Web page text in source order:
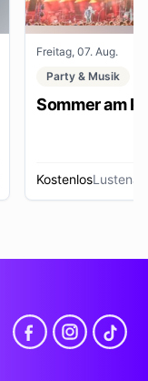
Freitag, 07. Aug.
Party & Musik
Sommer am
KostenlosLustenau